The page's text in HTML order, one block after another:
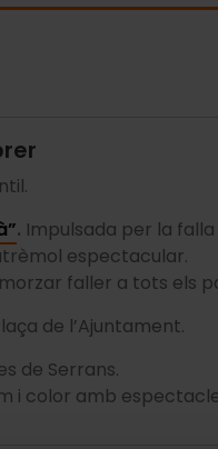
. Impulsada per la
espectacular.
faller a tots els
de l’Ajuntament.
de Serrans.
i color amb